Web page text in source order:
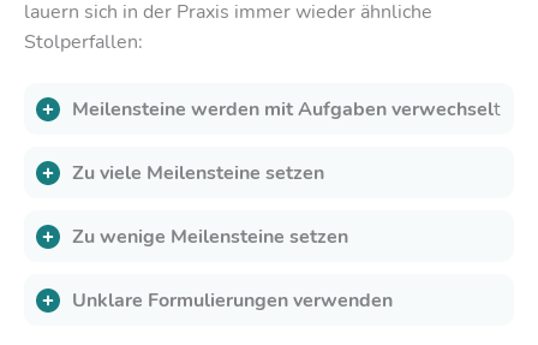
lauern sich in der Praxis immer wieder ähnliche
Stolperfallen:
Meilensteine werden mit Aufgaben verwechselt
Zu viele Meilensteine setzen
Zu wenige Meilensteine setzen
Unklare Formulierungen verwenden